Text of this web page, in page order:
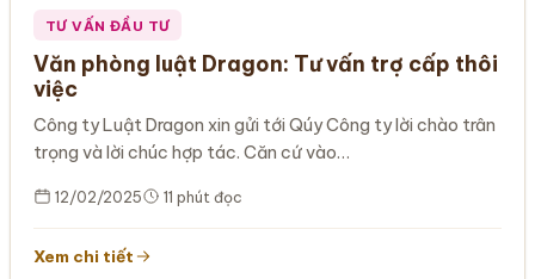
TƯ VẤN ĐẦU TƯ
Văn phòng luật Dragon: Tư vấn trợ cấp thôi
việc
Công ty Luật Dragon xin gửi tới Qúy Công ty lời chào trân
trọng và lời chúc hợp tác. Căn cứ vào…
12/02/2025 11 phút đọc
Xem chi tiết